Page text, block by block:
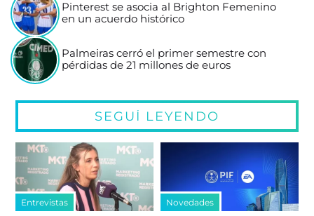
Pinterest se asocia al Brighton Femenino
en un acuerdo histórico
Palmeiras cerró el primer semestre con
pérdidas de 21 millones de euros
SEGUÍ LEYENDO
Entrevistas Novedades